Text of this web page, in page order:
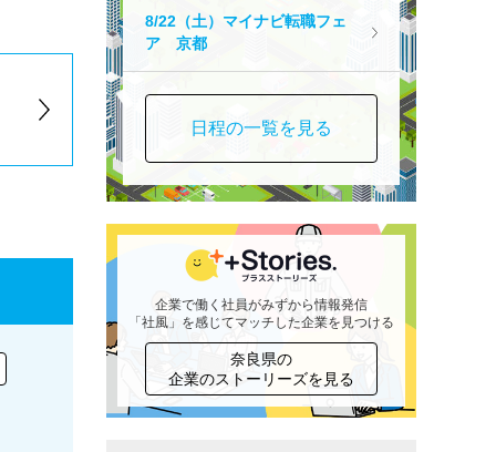
8/22（土）マイナビ転職フェ
ア 京都
日程の一覧を見る
企業で働く社員がみずから情報発信
「社風」を感じてマッチした企業を見つける
奈良県の
企業のストーリーズを見る